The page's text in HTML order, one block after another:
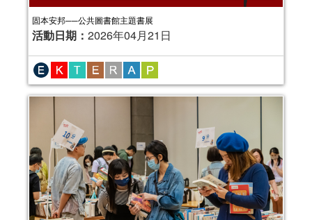
固本安邦──公共圖書館主題書展
活動日期： 2026年04月21日